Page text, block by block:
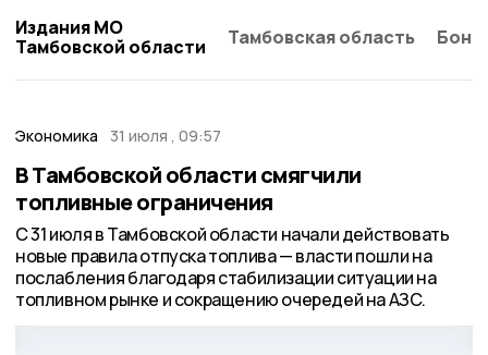
Издания МО
Тамбовской области
Тамбовская область
Экономика 31 июля , 09:57
В Тамбовской области смягчили
топливные ограничения
С 31 июля в Тамбовской области начали действовать
новые правила отпуска топлива — власти пошли на
послабления благодаря стабилизации ситуации на
топливном рынке и сокращению очередей на АЗС.